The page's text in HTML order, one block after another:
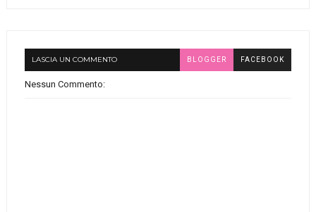
LASCIA UN COMMENTO BLOGGER FACEBOOK
Nessun Commento: